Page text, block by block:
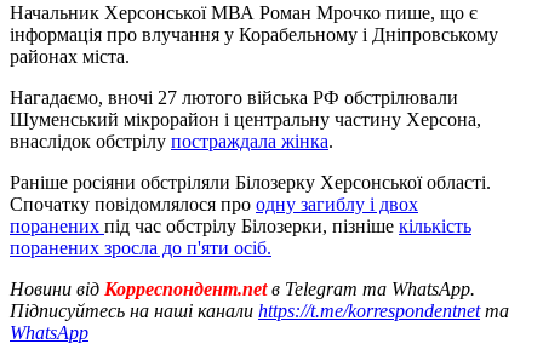
Начальник Херсонської МВА Роман Мрочко пише, що є
інформація про влучання у Корабельному і Дніпровському
районах міста.
Нагадаємо, вночі 27 лютого війська РФ обстрілювали
Шуменський мікрорайон і центральну частину Херсона,
внаслідок обстрілу постраждала жінка.
Раніше росіяни обстріляли Білозерку Херсонської області.
Спочатку повідомлялося про одну загиблу і двох
поранених під час обстрілу Білозерки, пізніше кількість
поранених зросла до п'яти осіб.
Новини від Корреспондент.netв Telegram та WhatsApp.
Підписуйтесь на наші канали https://t.me/korrespondentnetта
WhatsApp